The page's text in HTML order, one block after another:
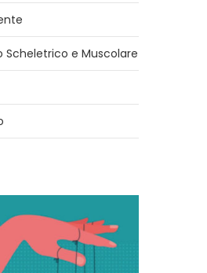
Scheletrico e Muscolare